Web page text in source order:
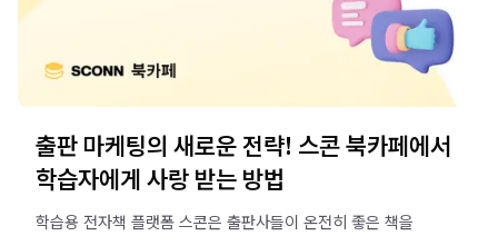
출판 마케팅의 새로운 전략! 스콘 북카페에서
학습자에게 사랑 받는 방법
학습용 전자책 플랫폼 스콘은 출판사들이 온전히 좋은 책을